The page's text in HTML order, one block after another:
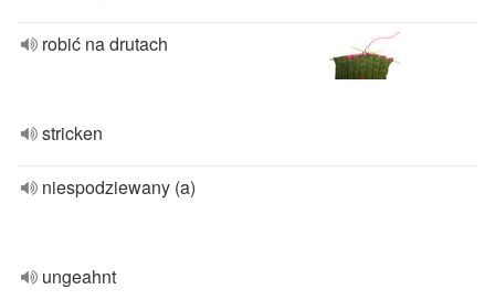
robić na drutach
stricken
niespodziewany (a)
ungeahnt